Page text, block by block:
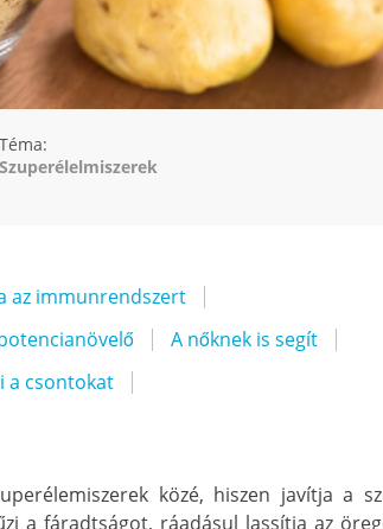
Téma:
Szuperélelmiszerek
az immunrendszert
A nőknek is segít
a csontokat
közé, hiszen javítja a
a fáradtságot, ráadásul lassítja az